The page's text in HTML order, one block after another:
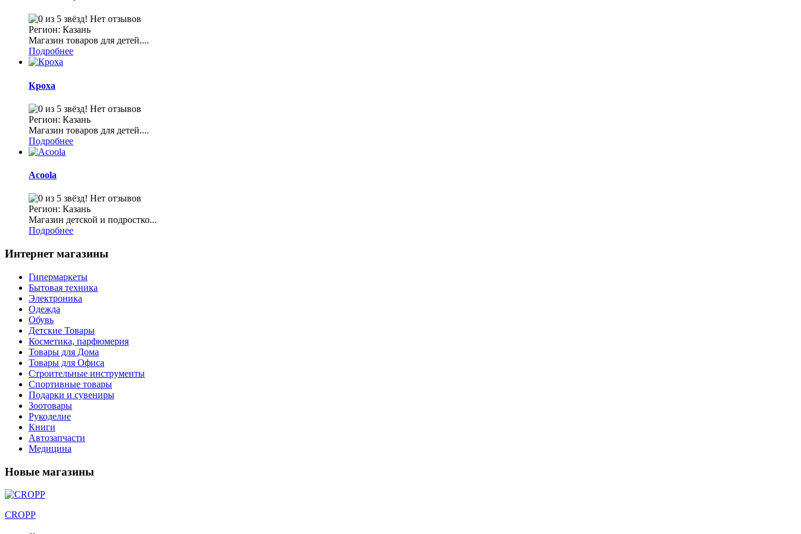
Нет отзывов
Регион: Казань
Магазин товаров для детей....
Подробнее
Кроха
Нет отзывов
Регион: Казань
Магазин товаров для детей....
Подробнее
Acoola
Нет отзывов
Регион: Казань
Магазин детской и подростко...
Подробнее
Интернет магазины
Гипермаркеты
Бытовая техника
Электроника
Одежда
Обувь
Детские Товары
Косметика, парфюмерия
Товары для Дома
Товары для Офиса
Строительные инструменты
Спортивные товары
Подарки и сувениры
Зоотовары
Рукоделие
Книги
Автозапчасти
Медицина
Новые магазины
CROPP